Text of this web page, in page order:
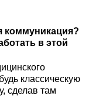
коммуникация?
в этой
классическую
сделав там